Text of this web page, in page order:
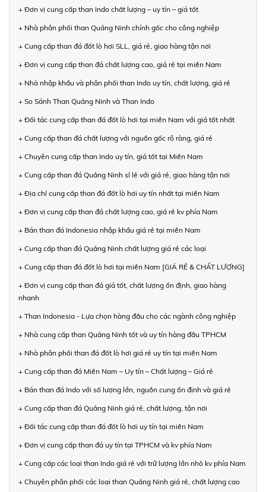
+ Đơn vị cung cấp than Indo chất lượng – uy tín – giá tốt
+ Nhà phân phối than Quảng Ninh chính gốc cho công nghiệp
+ Cung cấp than đá đốt lò hơi SLL, giá rẻ, giao hàng tận nơi
+ Đơn vị cung cấp than đá chất lượng cao, giá rẻ tại miền Nam
+ Nhà nhập khẩu và phân phối than Indo uy tín, chất lượng, giá rẻ
+ So Sánh Than Quảng Ninh và Than Indo
+ Đối tác cung cấp than đá đốt lò hơi tại miền Nam với giá tốt nhất
+ Cung cấp than đá chất lượng với nguồn gốc rõ ràng, giá rẻ
+ Chuyên cung cấp than Indo uy tín, giá tốt tại Miền Nam
+ Cung cấp than đá Quảng Ninh sỉ lẻ với giá rẻ, giao hàng tận nơi
+ Địa chỉ cung cấp than đá đốt lò hơi uy tín nhất tại miền Nam
+ Đơn vị cung cấp than đá chất lượng cao, giá rẻ kv phía Nam
+ Bán than đá Indonesia nhập khẩu giá rẻ tại miền Nam
+ Cung cấp than đá Quảng Ninh chất lượng giá rẻ các loại
+ Cung cấp than đá đốt lò hơi tại miền Nam [GIÁ RẺ & CHẤT LƯỢNG]
+ Đơn vị cung cấp than đá giá tốt, chất lượng ổn định, giao hàng
nhanh
+ Than Indonesia - Lựa chọn hàng đầu cho các ngành công nghiệp
+ Nhà cung cấp than Quảng Ninh tốt và uy tín hàng đầu TPHCM
+ Nhà phân phối than đá đốt lò hơi giá rẻ uy tín tại miền Nam
+ Cung cấp than đá Miền Nam – Uy tín – Chất lượng – Giá rẻ
+ Bán than đá Indo với số lượng lớn, nguồn cung ổn định và giá rẻ
+ Cung cấp than đá Quảng Ninh giá rẻ, chất lượng, tận nơi
+ Đối tác cung cấp than đá đốt lò hơi uy tín tại miền Nam
+ Đơn vị cung cấp than đá uy tín tại TPHCM và kv phía Nam
+ Cung cấp các loại than Indo giá rẻ với trữ lượng lớn nhỏ kv phía Nam
+ Chuyên phân phối các loại than Quảng Ninh giá rẻ, chất lượng cao